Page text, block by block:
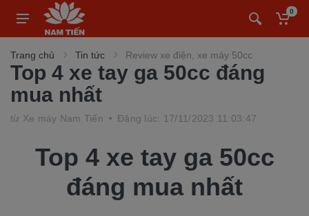
0
Trang chủ Tin tức Review xe điện, xe máy 50cc
Top 4 xe tay ga 50cc đáng
mua nhất
từ Xe máy Nam Tiến Đăng lúc: 17/11/2023 11:03:47
Top 4 xe tay ga 50cc
đáng mua nhất